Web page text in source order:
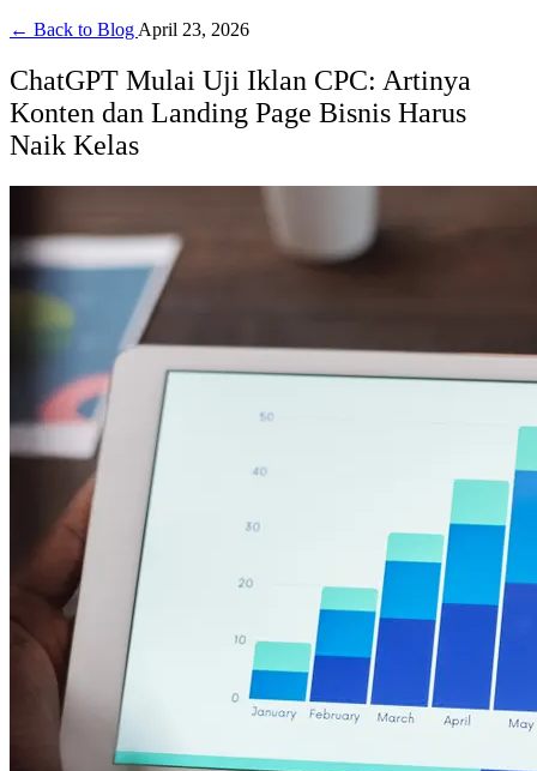
← Back to Blog April 23, 2026
ChatGPT Mulai Uji Iklan CPC: Artinya
Konten dan Landing Page Bisnis Harus
Naik Kelas